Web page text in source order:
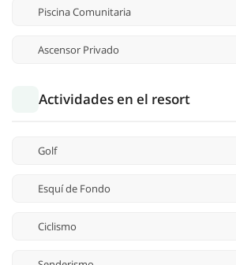
Piscina Comunitaria
Ascensor Privado
Actividades en el resort
Golf
Esquí de Fondo
Ciclismo